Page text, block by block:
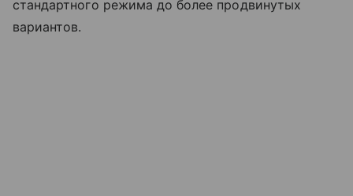
стандартного режима до более продвинутых
вариантов.